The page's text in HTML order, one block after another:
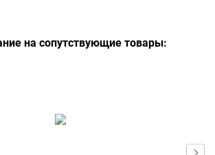
на сопутствующие товары: